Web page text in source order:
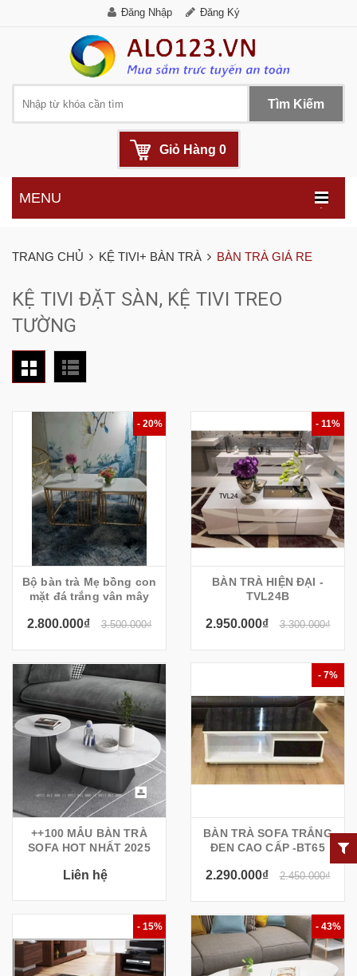
Đăng Nhập Đăng Ký
Tìm Kiếm
Giỏ Hàng 0
.
MENU
TRANG CHỦ KỆ TIVI+ BÀN TRÀ BÀN TRÀ GIÁ RE
KỆ TIVI ĐẶT SÀN, KỆ TIVI TREO
TƯỜNG
- 20%
Bộ bàn trà Mẹ bồng con
mặt đá trắng vân mây
2.800.000₫ 3.500.000₫
- 11%
BÀN TRÀ HIỆN ĐẠI -
TVL24B
2.950.000₫ 3.300.000₫
++100 MẪU BÀN TRÀ
SOFA HOT NHẤT 2025
Liên hệ
- 7%
BÀN TRÀ SOFA TRẮNG
ĐEN CAO CẤP -BT65
2.290.000₫ 2.450.000₫
- 15% - 43%